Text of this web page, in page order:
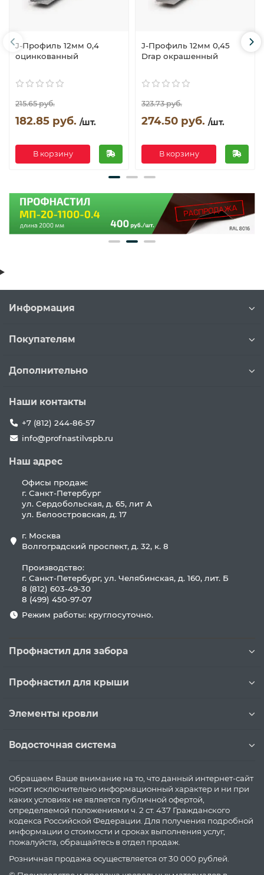
J-Профиль 12мм 0,4
оцинкованный
215.65 руб.
182.85 руб. /шт.
В корзину
J-Профиль 12мм 0,45
Drap окрашенный
323.73 руб.
274.50 руб. /шт.
В корзину
Информация
Покупателям
Дополнительно
Наши контакты
+7 (812) 244-86-57
info@profnastilvspb.ru
Наш адрес
Офисы продаж:
г. Санкт-Петербург
ул. Сердобольская, д. 65, лит А
ул. Белоостровская, д. 17
г. Москва
Волгоградский проспект, д. 32, к. 8
Производство:
г. Санкт-Петербург, ул. Челябинская, д. 160, лит. Б
8 (812) 603-49-30
8 (499) 450-97-07
Режим работы: круглосуточно.
Профнастил для забора
Профнастил для крыши
Элементы кровли
Водосточная система
Обращаем Ваше внимание на то, что данный интернет-сайт
носит исключительно информационный характер и ни при
каких условиях не является публичной офертой,
определяемой положениями ч. 2 ст. 437 Гражданского
кодекса Российской Федерации. Для получения подробной
информации о стоимости и сроках выполнения услуг,
пожалуйста, обращайтесь в отдел продаж.
Розничная продажа осуществляется от 30 000 рублей.